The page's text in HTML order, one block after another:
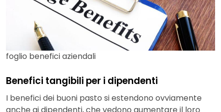
foglio benefici aziendali
Benefici tangibili per i dipendenti
I benefici dei buoni pasto si estendono ovviamente